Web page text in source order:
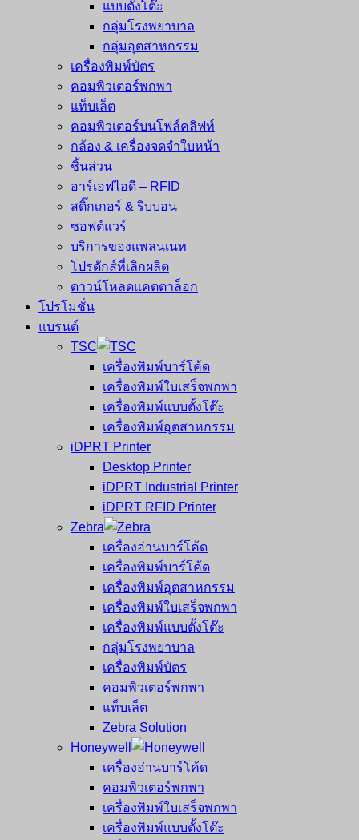
แบบตั้งโต๊ะ
กลุ่มโรงพยาบาล
กลุ่มอุตสาหกรรม
เครื่องพิมพ์บัตร
คอมพิวเตอร์พกพา
แท็บเล็ต
คอมพิวเตอร์บนโฟล์คลิฟท์
กล้อง & เครื่องจดจำใบหน้า
ชิ้นส่วน
อาร์เอฟไอดี – RFID
สติ๊กเกอร์ & ริบบอน
ซอฟต์แวร์
บริการของแพลนเนท
โปรดักส์ที่เลิกผลิต
ดาวน์โหลดแคตตาล็อก
โปรโมชั่น
แบรนด์
TSC
เครื่องพิมพ์บาร์โค้ด
เครื่องพิมพ์ใบเสร็จพกพา
เครื่องพิมพ์แบบตั้งโต๊ะ
เครื่องพิมพ์อุตสาหกรรม
iDPRT Printer
Desktop Printer
iDPRT Industrial Printer
iDPRT RFID Printer
Zebra
เครื่องอ่านบาร์โค้ด
เครื่องพิมพ์บาร์โค้ด
เครื่องพิมพ์อุตสาหกรรม
เครื่องพิมพ์ใบเสร็จพกพา
เครื่องพิมพ์แบบตั้งโต๊ะ
กลุ่มโรงพยาบาล
เครื่องพิมพ์บัตร
คอมพิวเตอร์พกพา
แท็บเล็ต
Zebra Solution
Honeywell
เครื่องอ่านบาร์โค้ด
คอมพิวเตอร์พกพา
เครื่องพิมพ์ใบเสร็จพกพา
เครื่องพิมพ์แบบตั้งโต๊ะ